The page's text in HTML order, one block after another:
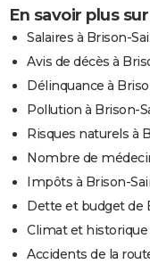
En savoir plus
Salaires à Brison-
Avis de décès à
Délinquance à
Pollution à Brison-
Risques naturels à
Nombre de
Impôts à Brison-
Dette et budget de
Climat et
Accidents de la